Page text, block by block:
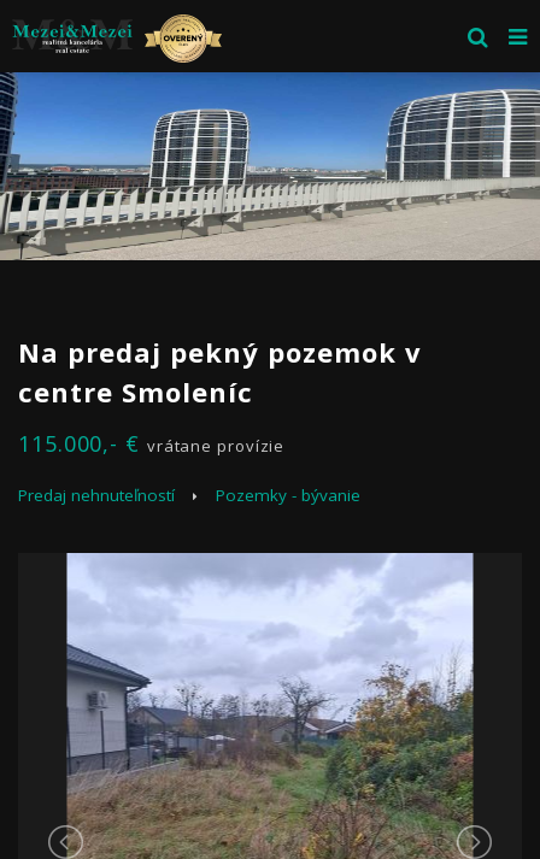
Na predaj pekný pozemok v
centre Smoleníc
115.000,- € vrátane provízie
Predaj nehnuteľností Pozemky - bývanie